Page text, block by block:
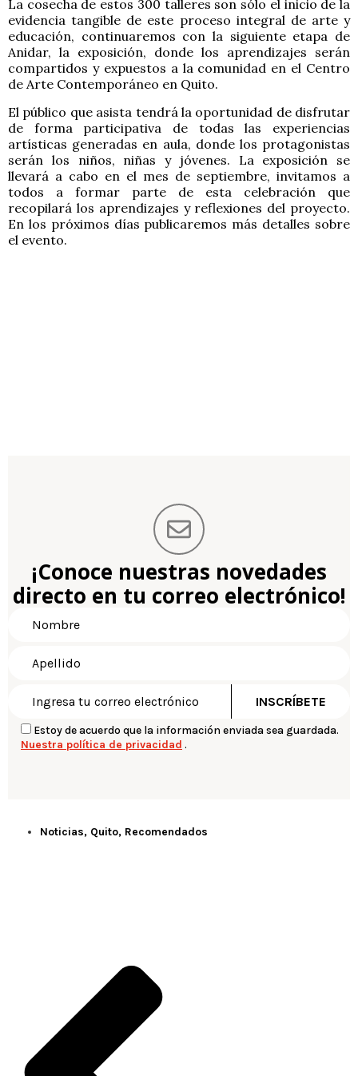
La cosecha de estos 300 talleres son sólo el inicio de la
evidencia tangible de este proceso integral de arte y
educación, continuaremos con la siguiente etapa de
Anidar, la exposición, donde los aprendizajes serán
compartidos y expuestos a la comunidad en el Centro
de Arte Contemporáneo en Quito.
El público que asista tendrá la oportunidad de disfrutar
de forma participativa de todas las experiencias
artísticas generadas en aula, donde los protagonistas
serán los niños, niñas y jóvenes. La exposición se
llevará a cabo en el mes de septiembre, invitamos a
todos a formar parte de esta celebración que
recopilará los aprendizajes y reflexiones del proyecto.
En los próximos días publicaremos más detalles sobre
el evento.
¡Conoce nuestras novedades
directo en tu correo electrónico!
Estoy de acuerdo que la información enviada sea guardada.
Nuestra política de privacidad .
Noticias, Quito, Recomendados